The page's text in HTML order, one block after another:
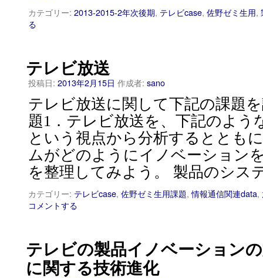
カテゴリー: 2013-2015-2年次後期, テレビcase, 佐野ゼミ生用,
る
テレビ放送
投稿日: 2013年2月15日 作成者: sano
テレビ放送に関して下記の課題
題1．テレビ放送を、下記のよう
という視点から分析するととも
ムがどのようにイノベーション
を整理してみよう。 製品のシ
カテゴリー: テレビcase, 佐野ゼミ生用課題,情報通信関連data,
コメントする
テレビの製品イノベーション
に関する技術進化